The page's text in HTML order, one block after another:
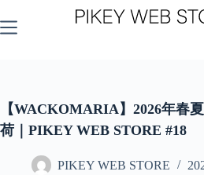
ン
ス
キ
ッ
【WACKOMARIA】2026年春
荷｜PIKEY WEB STORE #18
PIKEY WEB STORE